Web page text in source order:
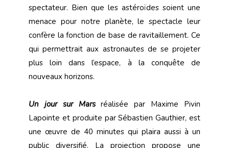
spectateur. Bien que les astéroïdes soient une
menace pour notre planète, le spectacle leur
confère la fonction de base de ravitaillement. Ce
qui permettrait aux astronautes de se projeter
plus loin dans l’espace, à la conquête de
nouveaux horizons.
Un jour sur Marsréalisée par Maxime Pivin
Lapointe et produite par Sébastien Gauthier, est
une œuvre de 40 minutes qui plaira aussi à un
public diversifié. La projection propose une